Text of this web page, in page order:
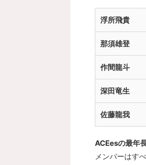
浮所飛貴
那須雄登
作間龍斗
深田竜生
佐藤龍我
ACEesの最年
メンバーはす